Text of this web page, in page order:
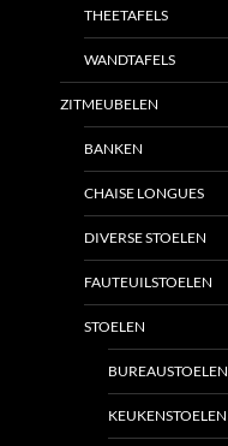
THEETAFELS
WANDTAFELS
ZITMEUBELEN
BANKEN
CHAISE LONGUES
DIVERSE STOELEN
FAUTEUILSTOELEN
STOELEN
BUREAUSTOELEN
KEUKENSTOELEN